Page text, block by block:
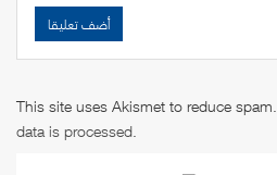
This site uses Akismet to reduce spam.
data is processed.